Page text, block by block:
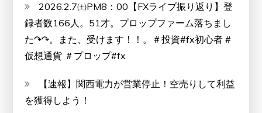
2026.2.7㈯PM8：00【FXライブ振り返り】登
録者数166人。51才。プロップファーム落ちまし
た↷↷。また、受けます！！。＃投資#fx初心者 #
仮想通貨 ＃プロップ#fx
【速報】関西電力が営業停止！空売りして利益
を獲得しよう！